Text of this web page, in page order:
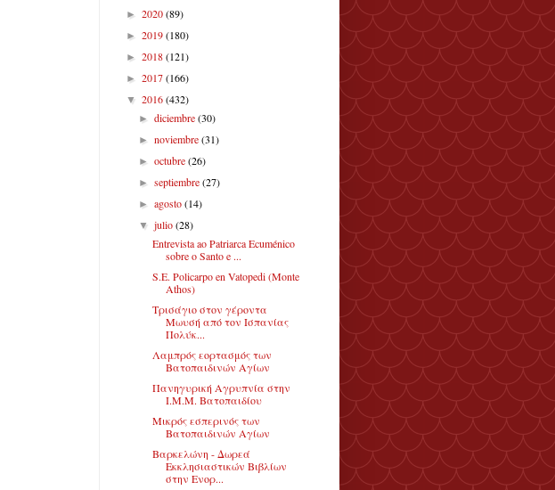
► 2020(89)
► 2019(180)
► 2018(121)
► 2017(166)
▼ 2016(432)
►diciembre(30)
►noviembre(31)
►octubre(26)
►septiembre(27)
►agosto(14)
▼julio(28)
Entrevista ao Patriarca Ecuménico
sobre o Santo e ...
S.E. Policarpo en Vatopedi (Monte
Athos)
Τρισάγιο στον γέροντα
Μωυσή από τον Ισπανίας
Πολύκ...
Λαμπρός εορτασμός των
Βατοπαιδινών Αγίων
Πανηγυρική Αγρυπνία στην
Ι.Μ.Μ. Βατοπαιδίου
Μικρός εσπερινός των
Βατοπαιδινών Αγίων
Βαρκελώνη - Δωρεά
Εκκλησιαστικών Βιβλίων
στην Ενορ...